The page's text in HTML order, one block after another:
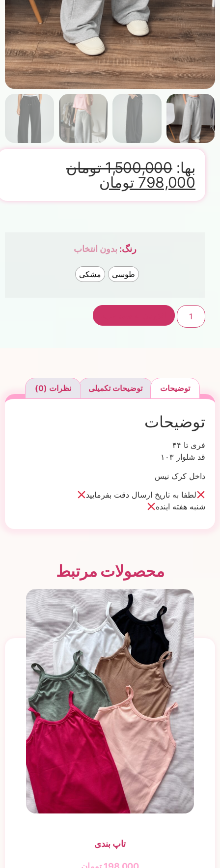
بها: 1,500,000 تومان
798,000 تومان
رنگ: بدون انتخاب
طوسی مشکی
توضیحات توضیحات تکمیلی نظرات (0)
توضیحات
فری تا ۴۴
قد شلوار ۱۰۳
داخل کرک نیس
لطفا به تاریخ ارسال دقت بفرمایید
شنبه هفته اینده
محصولات مرتبط
تاپ بندی